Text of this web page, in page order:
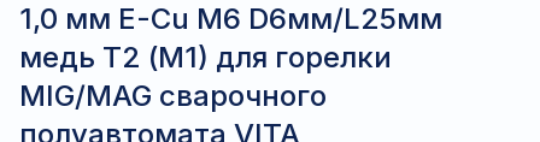
1,0 мм E-Cu М6 D6мм/L25мм
медь Т2 (М1) для горелки
MIG/MAG сварочного
полуавтомата VITA